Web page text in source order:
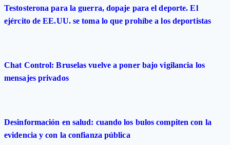
Testosterona para la guerra, dopaje para el deporte. El
ejército de EE.UU. se toma lo que prohíbe a los deportistas
Chat Control: Bruselas vuelve a poner bajo vigilancia los
mensajes privados
Desinformación en salud: cuando los bulos compiten con la
evidencia y con la confianza pública